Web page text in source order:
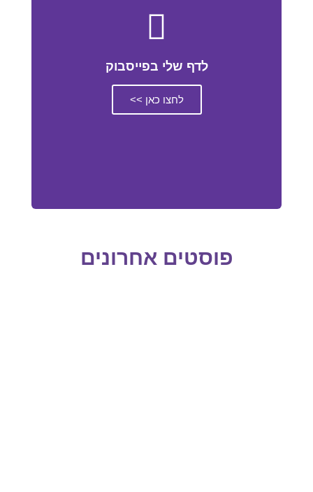
לדף שלי בפייסבוק
לחצו כאן >>
פוסטים אחרונים